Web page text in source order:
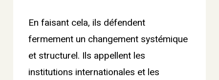
En faisant cela, ils défendent
fermement un changement systémique
et structurel. Ils appellent les
institutions internationales et les